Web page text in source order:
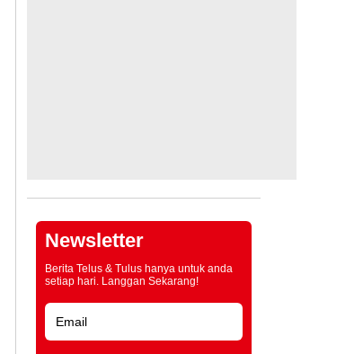
Newsletter
Berita Telus & Tulus hanya untuk anda
setiap hari. Langgan Sekarang!